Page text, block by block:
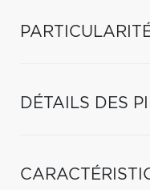
DÉTAILS DES